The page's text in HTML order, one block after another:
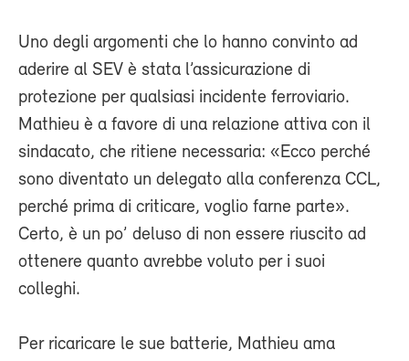
Uno degli argomenti che lo hanno convinto ad
aderire al SEV è stata l’assicurazione di
protezione per qualsiasi incidente ferroviario.
Mathieu è a favore di una relazione attiva con il
sindacato, che ritiene necessaria: «Ecco perché
sono diventato un delegato alla conferenza CCL,
perché prima di criticare, voglio farne parte».
Certo, è un po’ deluso di non essere riuscito ad
ottenere quanto avrebbe voluto per i suoi
colleghi.
Per ricaricare le sue batterie, Mathieu ama